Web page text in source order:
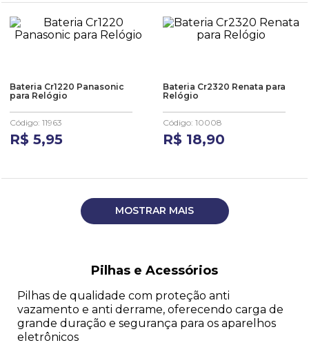
Bateria Cr1220 Panasonic
para Relógio
Código: 11963
R$ 5,95
Bateria Cr2320 Renata para
Relógio
Código: 10008
R$ 18,90
MOSTRAR MAIS
Pilhas e Acessórios
Pilhas de qualidade com proteção anti
vazamento e anti derrame, oferecendo carga de
grande duração e segurança para os aparelhos
eletrônicos